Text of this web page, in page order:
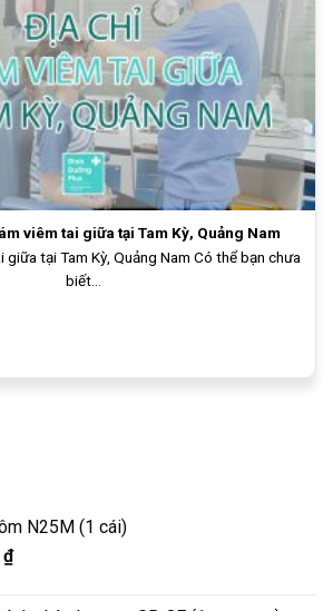
viêm tai giữa tại Tam Kỳ, Quảng Nam
tại Tam Kỳ, Quảng Nam Có thể bạn chưa
biết...
N25M (1 cái)
₫